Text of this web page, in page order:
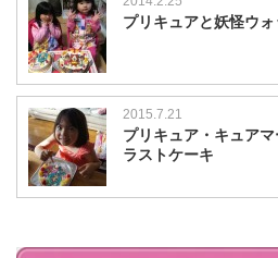
プリキュアと妖怪ウ
2015.7.21
プリキュア・キュア
ラストケーキ